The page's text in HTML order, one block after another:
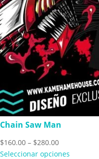
Chain Saw Man
$160.00 – $280.00Price
range:
Seleccionar opciones